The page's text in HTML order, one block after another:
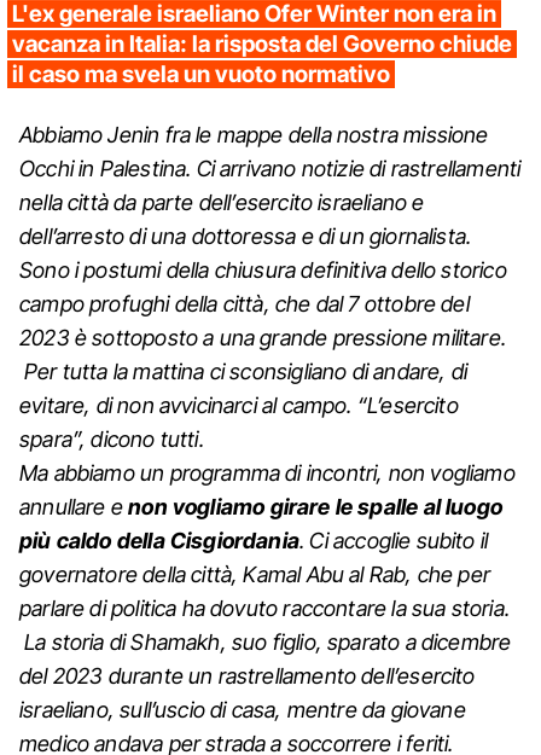
L'ex generale israeliano Ofer Winter non era in
vacanza in Italia: la risposta del Governo chiude
il caso ma svela un vuoto normativo
Abbiamo Jenin fra le mappe della nostra missione
Occhi in Palestina. Ci arrivano notizie di rastrellamenti
nella città da parte dell’esercito israeliano e
dell’arresto di una dottoressa e di un giornalista.
Sono i postumi della chiusura definitiva dello storico
campo profughi della città, che dal 7 ottobre del
2023 è sottoposto a una grande pressione militare.
Per tutta la mattina ci sconsigliano di andare, di
evitare, di non avvicinarci al campo. “L’esercito
spara”, dicono tutti.
Ma abbiamo un programma di incontri, non vogliamo
annullare enon vogliamo girare le spalle al luogo
più caldo della Cisgiordania.Ci accoglie subito il
governatore della città, Kamal Abu al Rab, che per
parlare di politica ha dovuto raccontare la sua storia.
La storia di Shamakh, suo figlio, sparato a dicembre
del 2023 durante un rastrellamento dell’esercito
israeliano, sull’uscio di casa, mentre da giovane
medico andava per strada a soccorrere i feriti.